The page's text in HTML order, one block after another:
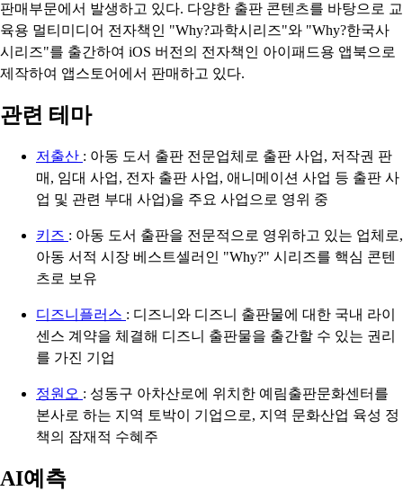
판매부문에서 발생하고 있다. 다양한 출판 콘텐츠를 바탕으로 교
육용 멀티미디어 전자책인 "Why?과학시리즈"와 "Why?한국사
시리즈"를 출간하여 iOS 버전의 전자책인 아이패드용 앱북으로
제작하여 앱스토어에서 판매하고 있다.
관련 테마
저출산 : 아동 도서 출판 전문업체로 출판 사업, 저작권 판
매, 임대 사업, 전자 출판 사업, 애니메이션 사업 등 출판 사
업 및 관련 부대 사업)을 주요 사업으로 영위 중
키즈 : 아동 도서 출판을 전문적으로 영위하고 있는 업체로,
아동 서적 시장 베스트셀러인 "Why?" 시리즈를 핵심 콘텐
츠로 보유
디즈니플러스 : 디즈니와 디즈니 출판물에 대한 국내 라이
센스 계약을 체결해 디즈니 출판물을 출간할 수 있는 권리
를 가진 기업
정원오 : 성동구 아차산로에 위치한 예림출판문화센터를
본사로 하는 지역 토박이 기업으로, 지역 문화산업 육성 정
책의 잠재적 수혜주
AI예측